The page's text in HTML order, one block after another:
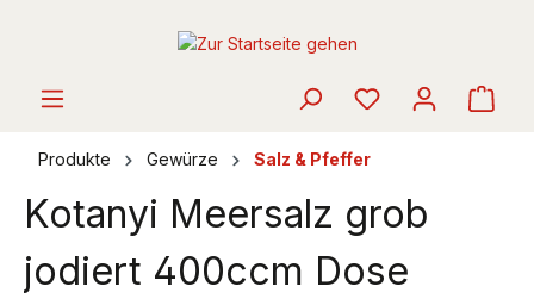
Produkte Gewürze Salz & Pfeffer
Kotanyi Meersalz grob
jodiert 400ccm Dose